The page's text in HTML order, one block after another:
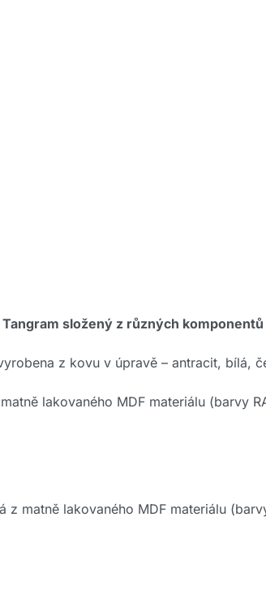
složený z různých
z kovu v úpravě – antracit, bílá,
lakovaného MDF materiálu (barvy
z matně lakovaného MDF materiálu